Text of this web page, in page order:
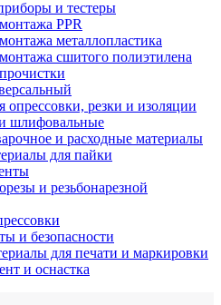
и тестеры
PPR
металлопластика
сшитого полиэтилена
опрессовки, резки и изоляции
шлифовальные
и расходные материалы
для пайки
и резьбонарезной
и безопасности
для печати и маркировки
и оснастка